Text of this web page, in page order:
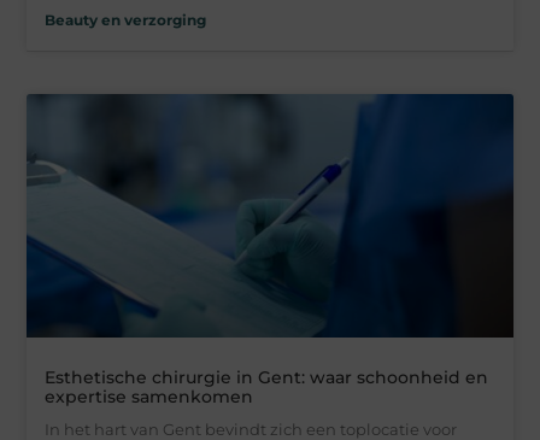
Beauty en verzorging
Esthetische chirurgie in Gent: waar schoonheid en
expertise samenkomen
In het hart van Gent bevindt zich een toplocatie voor